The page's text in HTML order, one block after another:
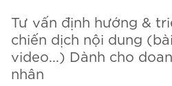
Tư vấn định hướng &
chiến dịch nội dung
video...) Dành cho
nhân